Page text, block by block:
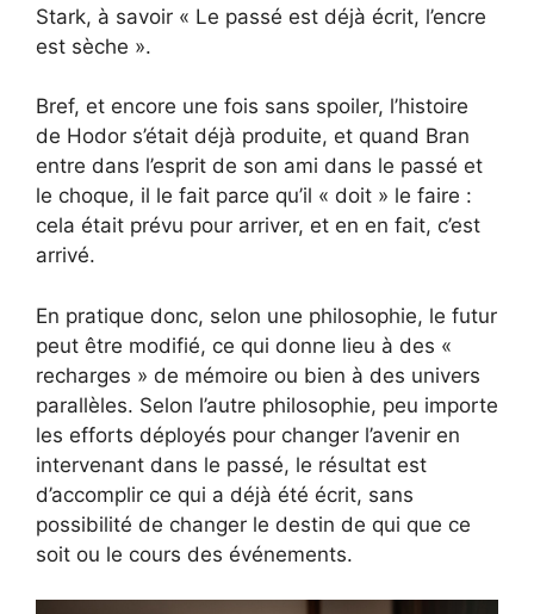
Stark, à savoir « Le passé est déjà écrit, l’encre
est sèche ».
Bref, et encore une fois sans spoiler, l’histoire
de Hodor s’était déjà produite, et quand Bran
entre dans l’esprit de son ami dans le passé et
le choque, il le fait parce qu’il « doit » le faire :
cela était prévu pour arriver, et en en fait, c’est
arrivé.
En pratique donc, selon une philosophie, le futur
peut être modifié, ce qui donne lieu à des «
recharges » de mémoire ou bien à des univers
parallèles. Selon l’autre philosophie, peu importe
les efforts déployés pour changer l’avenir en
intervenant dans le passé, le résultat est
d’accomplir ce qui a déjà été écrit, sans
possibilité de changer le destin de qui que ce
soit ou le cours des événements.